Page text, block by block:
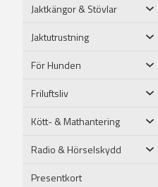
Jaktkängor & Stövlar
Jaktutrustning
För Hunden
Friluftsliv
Kött- & Mathantering
Radio & Hörselskydd
Presentkort